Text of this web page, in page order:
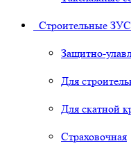
Строительные
Защитно-
Для
Для скатной
Страховочная